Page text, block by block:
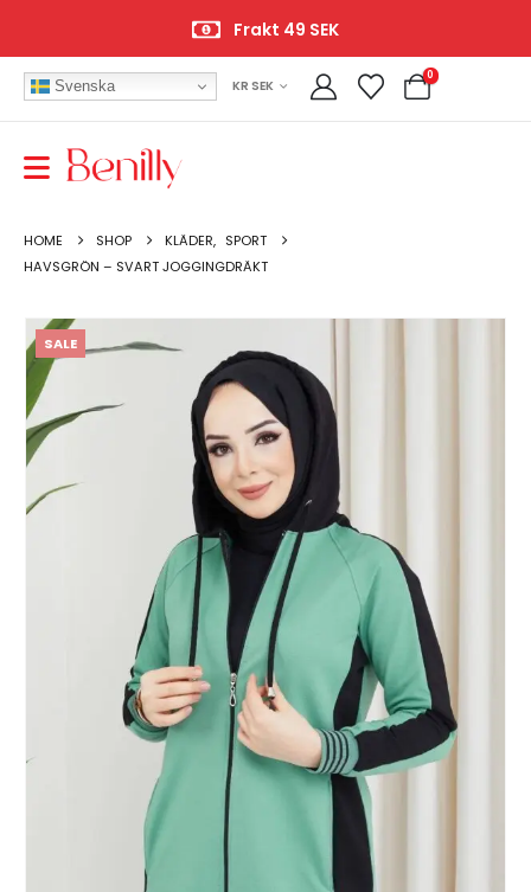
Frakt 49 SEK
Svenska KR SEK
0
HOME SHOP KLÄDER, SPORT
HAVSGRÖN – SVART JOGGINGDRÄKT
SALE